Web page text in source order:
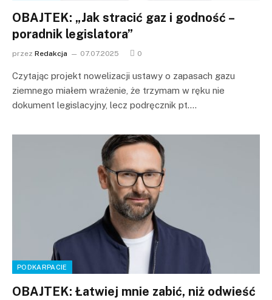
OBAJTEK: „Jak stracić gaz i godność –
poradnik legislatora”
przez Redakcja 07.07.2025 0
Czytając projekt nowelizacji ustawy o zapasach gazu
ziemnego miałem wrażenie, że trzymam w ręku nie
dokument legislacyjny, lecz podręcznik pt.…
PODKARPACIE
OBAJTEK: Łatwiej mnie zabić, niż odwieść